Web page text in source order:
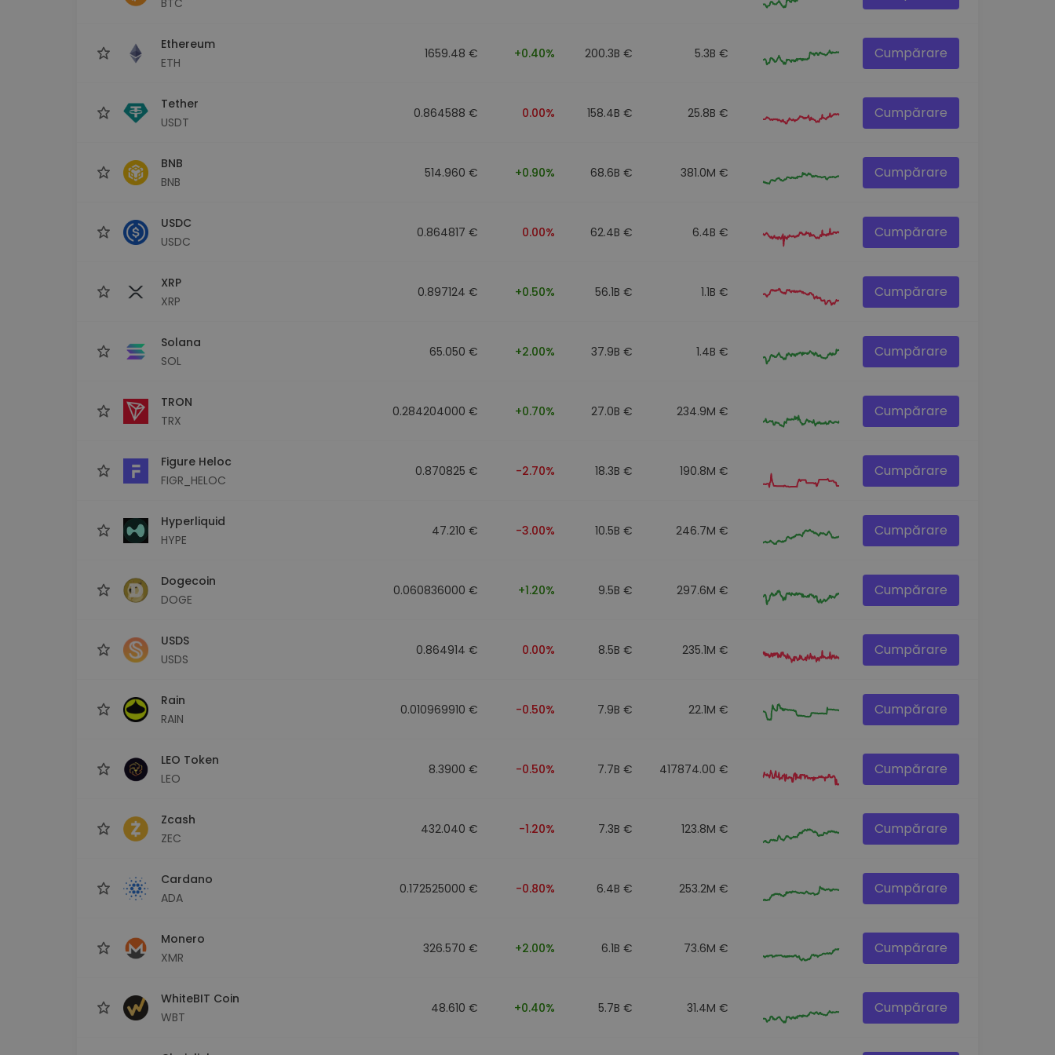
Ethereum
ETH
1659.48 € +0.40% 200.3B € 5.3B € Cumpărare
Tether
USDT
0.864588 € 0.00% 158.4B € 25.8B € Cumpărare
BNB
BNB
514.960 € +0.90% 68.6B € 381.0M € Cumpărare
USDC
USDC
0.864817 € 0.00% 62.4B € 6.4B € Cumpărare
XRP
XRP
0.897124 € +0.50% 56.1B € 1.1B € Cumpărare
Solana
SOL
65.050 € +2.00% 37.9B € 1.4B € Cumpărare
TRON
TRX
0.284204000 € +0.70% 27.0B € 234.9M € Cumpărare
Figure Heloc
FIGR_HELOC
0.870825 € -2.70% 18.3B € 190.8M € Cumpărare
Hyperliquid
HYPE
47.210 € -3.00% 10.5B € 246.7M € Cumpărare
Dogecoin
DOGE
0.060836000 € +1.20% 9.5B € 297.6M € Cumpărare
USDS
USDS
0.864914 € 0.00% 8.5B € 235.1M € Cumpărare
Rain
RAIN
0.010969910 € -0.50% 7.9B € 22.1M € Cumpărare
LEO Token
LEO
8.3900 € -0.50% 7.7B € 417874.00 € Cumpărare
Zcash
ZEC
432.040 € -1.20% 7.3B € 123.8M € Cumpărare
Cardano
ADA
0.172525000 € -0.80% 6.4B € 253.2M € Cumpărare
Monero
XMR
326.570 € +2.00% 6.1B € 73.6M € Cumpărare
WhiteBIT Coin
WBT
48.610 € +0.40% 5.7B € 31.4M € Cumpărare